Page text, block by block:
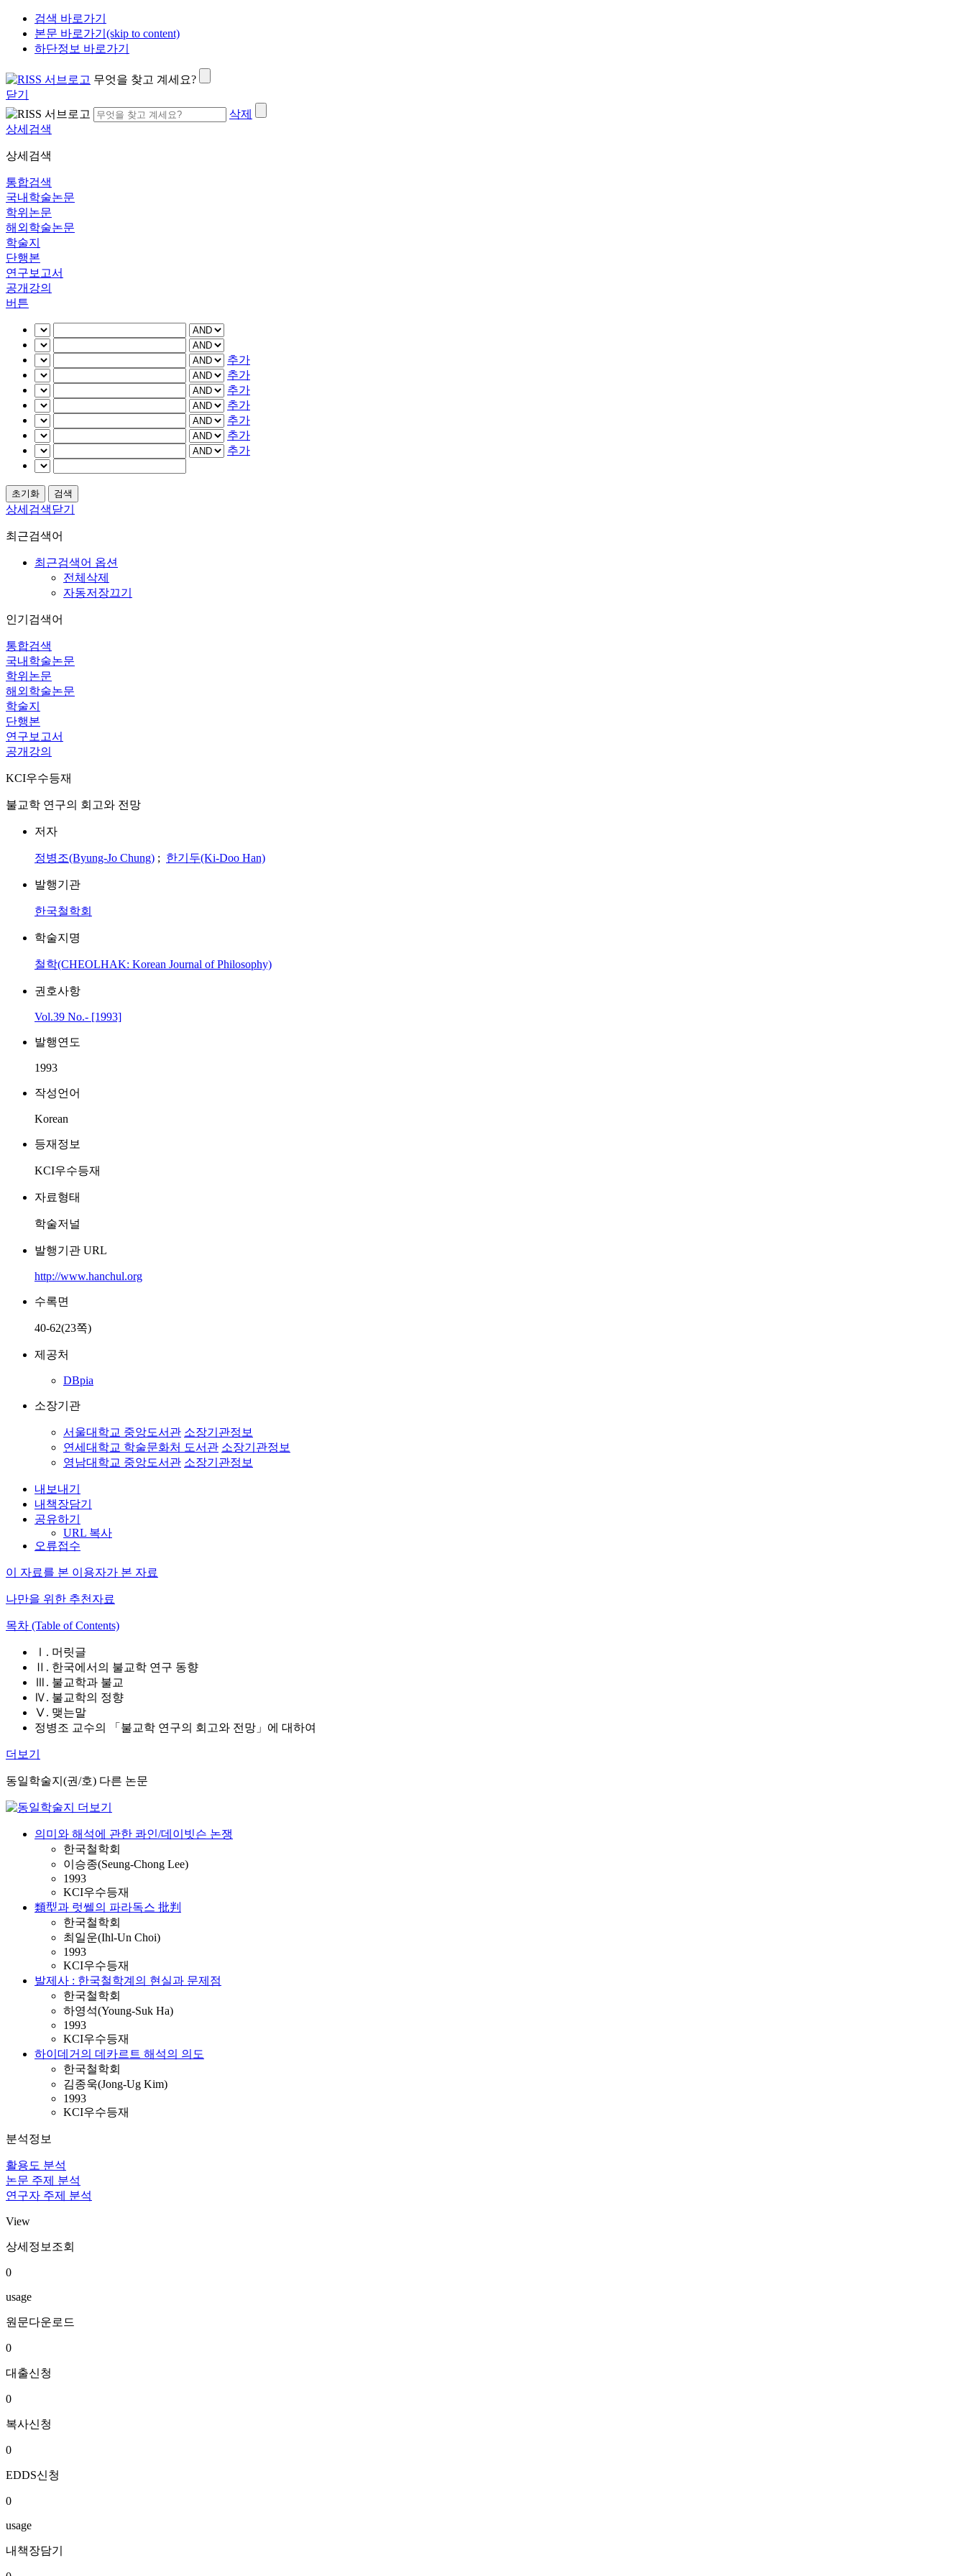
검색 바로가기
본문 바로가기(skip to content)
하단정보 바로가기
무엇을 찾고 계세요?
닫기
삭제
상세검색
상세검색
통합검색
국내학술논문
학위논문
해외학술논문
학술지
단행본
연구보고서
공개강의
버튼
추가
추가
추가
추가
추가
추가
추가
상세검색닫기
최근검색어
최근검색어 옵션
전체삭제
자동저장끄기
인기검색어
통합검색
국내학술논문
학위논문
해외학술논문
학술지
단행본
연구보고서
공개강의
KCI우수등재
불교학 연구의 회고와 전망
저자
정병조(Byung-Jo Chung) ; 한기두(Ki-Doo Han)
발행기관
한국철학회
학술지명
철학(CHEOLHAK: Korean Journal of Philosophy)
권호사항
Vol.39 No.- [1993]
발행연도
1993
작성언어
Korean
등재정보
KCI우수등재
자료형태
학술저널
발행기관 URL
http://www.hanchul.org
수록면
40-62(23쪽)
제공처
DBpia
소장기관
서울대학교 중앙도서관 소장기관정보
연세대학교 학술문화처 도서관 소장기관정보
영남대학교 중앙도서관 소장기관정보
내보내기
내책장담기
공유하기
URL 복사
오류접수
이 자료를 본 이용자가 본 자료
나만을 위한 추천자료
목차 (Table of Contents)
Ⅰ. 머릿글
Ⅱ. 한국에서의 불교학 연구 동향
Ⅲ. 불교학과 불교
Ⅳ. 불교학의 정향
Ⅴ. 맺는말
정병조 교수의 「불교학 연구의 회고와 전망」에 대하여
더보기
동일학술지(권/호) 다른 논문
의미와 해석에 관한 콰인/데이빗슨 논쟁
한국철학회
이승종(Seung-Chong Lee)
1993
KCI우수등재
類型과 럿쎌의 파라독스 批判
한국철학회
최일운(Ihl-Un Choi)
1993
KCI우수등재
발제사 : 한국철학계의 현실과 문제점
한국철학회
하영석(Young-Suk Ha)
1993
KCI우수등재
하이데거의 데카르트 해석의 의도
한국철학회
김종욱(Jong-Ug Kim)
1993
KCI우수등재
분석정보
활용도 분석
논문 주제 분석
연구자 주제 분석
View
상세정보조회
0
usage
원문다운로드
0
대출신청
0
복사신청
0
EDDS신청
0
usage
내책장담기